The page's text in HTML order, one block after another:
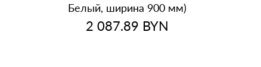
Белый, ширина 900 мм)
2 087.89 BYN